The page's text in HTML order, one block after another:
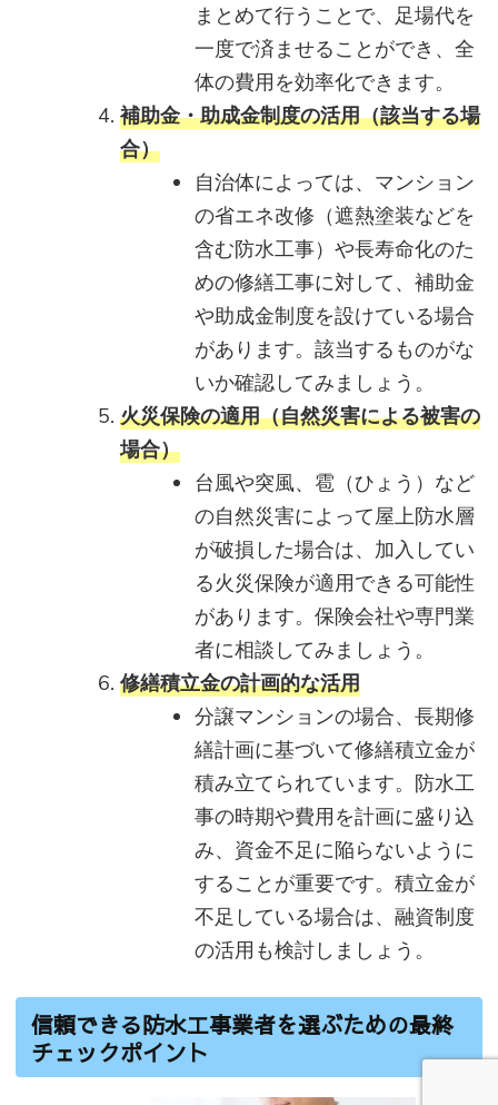
まとめて行うことで、足場代を
一度で済ませることができ、全
体の費用を効率化できます。
補助金・助成金制度の活用（該当する場
合）
自治体によっては、マンション
の省エネ改修（遮熱塗装などを
含む防水工事）や長寿命化のた
めの修繕工事に対して、補助金
や助成金制度を設けている場合
があります。該当するものがな
いか確認してみましょう。
火災保険の適用（自然災害による被害の
場合）
台風や突風、雹（ひょう）など
の自然災害によって屋上防水層
が破損した場合は、加入してい
る火災保険が適用できる可能性
があります。保険会社や専門業
者に相談してみましょう。
修繕積立金の計画的な活用
分譲マンションの場合、長期修
繕計画に基づいて修繕積立金が
積み立てられています。防水工
事の時期や費用を計画に盛り込
み、資金不足に陥らないように
することが重要です。積立金が
不足している場合は、融資制度
の活用も検討しましょう。
信頼できる防水工事業者を選ぶための最終
チェックポイント